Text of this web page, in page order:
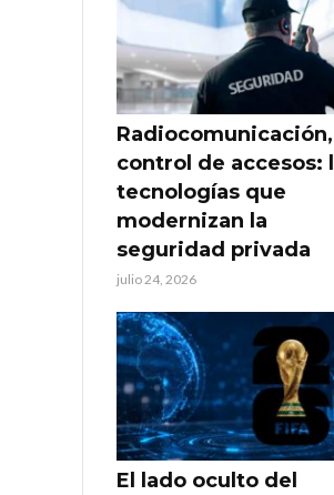
control de accesos:
tecnologías que
modernizan la
seguridad privada
julio 24, 2026
El lado oculto del